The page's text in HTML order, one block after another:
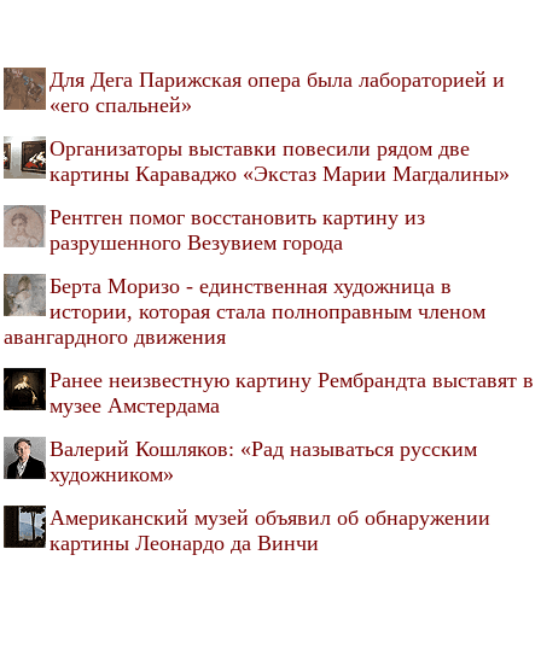
Для Дега Парижская опера была лабораторией и
«его спальней»
Организаторы выставки повесили рядом две
картины Караваджо «Экстаз Марии Магдалины»
Рентген помог восстановить картину из
разрушенного Везувием города
Берта Моризо - единственная художница в
истории, которая стала полноправным членом
авангардного движения
Ранее неизвестную картину Рембрандта выставят в
музее Амстердама
Валерий Кошляков: «Рад называться русским
художником»
Американский музей объявил об обнаружении
картины Леонардо да Винчи